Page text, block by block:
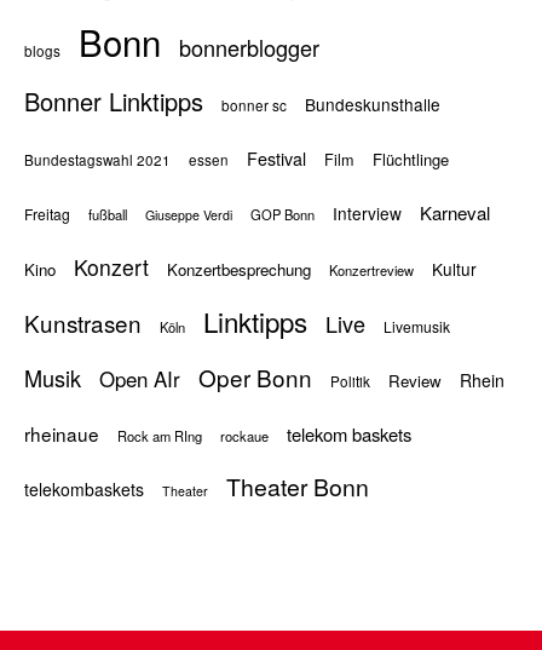
blogs Bonn bonnerblogger
Bonner Linktipps bonner sc Bundeskunsthalle
Bundestagswahl 2021 essen Festival Film Flüchtlinge
Freitag fußball Giuseppe Verdi GOP Bonn Interview Karneval
Kino Konzert Konzertbesprechung Konzertreview Kultur
Kunstrasen Köln Linktipps Live Livemusik
Musik Open AIr Oper Bonn Politik Review Rhein
rheinaue Rock am RIng rockaue telekom baskets
telekombaskets Theater Theater Bonn